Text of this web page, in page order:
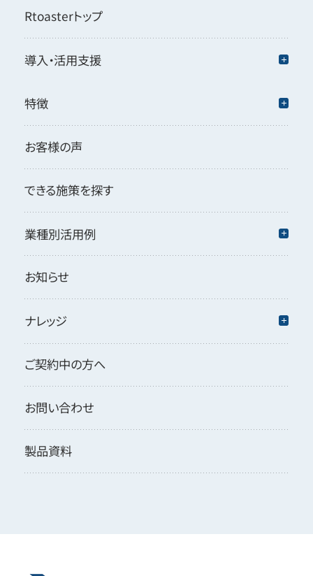
Rtoasterトップ
導入・活用支援
特徴
お客様の声
できる施策を探す
業種別活用例
お知らせ
ナレッジ
ご契約中の方へ
お問い合わせ
製品資料